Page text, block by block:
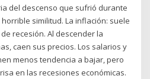
del descenso que sufrió durante
similitud. La inflación: suele
recesión. Al descender la
caen sus precios. Los salarios y
menos tendencia a bajar, pero
en las recesiones económicas.